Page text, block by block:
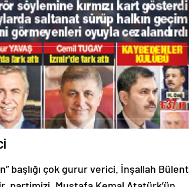
başlığı çok gurur verici. İnşallah Bülent